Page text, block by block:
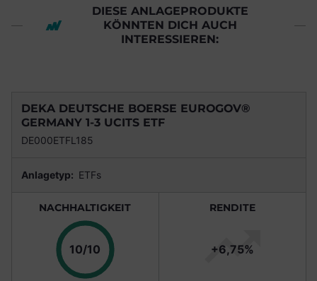
DIESE ANLAGEPRODUKTE
KÖNNTEN DICH AUCH
INTERESSIEREN:
DEKA DEUTSCHE BOERSE EUROGOV®
GERMANY 1-3 UCITS ETF
DE000ETFL185
Anlagetyp: ETFs
NACHHALTIGKEIT
10/10 Punkte
RENDITE
+6,75%